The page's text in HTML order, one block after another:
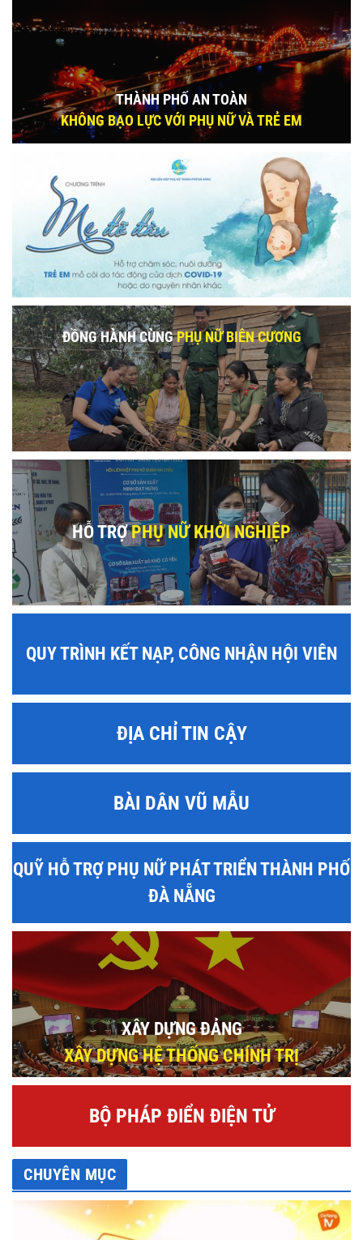
THÀNH PHỐ AN TOÀN
KHÔNG BẠO LỰC VỚI PHỤ NỮ VÀ TRẺ EM
ĐỒNG HÀNH CÙNGPHỤ NỮ BIÊN CƯƠNG
HỖ TRỢPHỤ NỮ KHỞI NGHIỆP
QUY TRÌNH KẾT NẠP, CÔNG NHẬN HỘI VIÊN
ĐỊA CHỈ TIN CẬY
BÀI DÂN VŨ MẪU
QUỸ HỖ TRỢ PHỤ NỮ PHÁT TRIỂN THÀNH PHỐ
ĐÀ NẴNG
XÂY DỰNG ĐẢNG
XÂY DỰNG HỆ THỐNG CHÍNH TRỊ
BỘ PHÁP ĐIỂN ĐIỆN TỬ
CHUYÊN MỤC